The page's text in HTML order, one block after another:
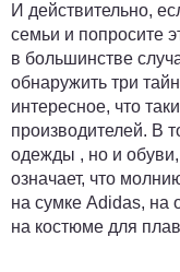
И действительно,
семьи и попросите
в большинстве
обнаружить три
интересное, что
производителей. В
одежды , но и обуви,
означает, что
на сумке Adidas, на
на костюме для